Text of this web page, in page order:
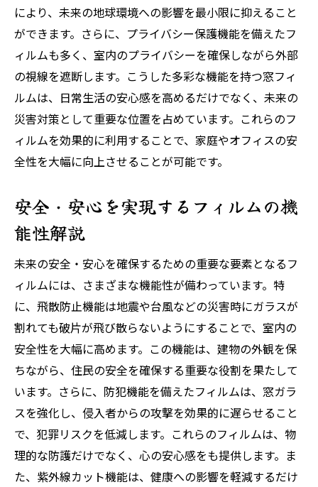
により、未来の地球環境への影響を最小限に抑えること
ができます。さらに、プライバシー保護機能を備えたフ
ィルムも多く、室内のプライバシーを確保しながら外部
の視線を遮断します。こうした多彩な機能を持つ窓フィ
ルムは、日常生活の安心感を高めるだけでなく、未来の
災害対策として重要な位置を占めています。これらのフ
ィルムを効果的に利用することで、家庭やオフィスの安
全性を大幅に向上させることが可能です。
安全・安心を実現するフィルムの機
能性解説
未来の安全・安心を確保するための重要な要素となるフ
ィルムには、さまざまな機能性が備わっています。特
に、飛散防止機能は地震や台風などの災害時にガラスが
割れても破片が飛び散らないようにすることで、室内の
安全性を大幅に高めます。この機能は、建物の外観を保
ちながら、住民の安全を確保する重要な役割を果たして
います。さらに、防犯機能を備えたフィルムは、窓ガラ
スを強化し、侵入者からの攻撃を効果的に遅らせること
で、犯罪リスクを低減します。これらのフィルムは、物
理的な防護だけでなく、心の安心感をも提供します。ま
た、紫外線カット機能は、健康への影響を軽減するだけ